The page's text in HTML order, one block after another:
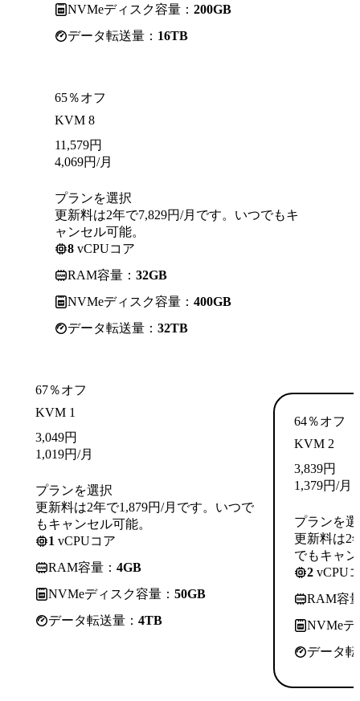
NVMeディスク容量： 200GB
データ転送量： 16TB
65％オフ
KVM 8
11,579円
4,069円/月
プランを選択
更新料は2年で7,829円/月です。いつでもキ
ャンセル可能。
8 vCPUコア
RAM容量： 32GB
NVMeディスク容量： 400GB
データ転送量： 32TB
67％オフ
KVM 1
3,049円
1,019円/月
プランを選択
更新料は2年で1,879円/月です。いつで
もキャンセル可能。
1 vCPUコア
RAM容量： 4GB
NVMeディスク容量： 50GB
データ転送量： 4TB
64％オフ
KVM 2
3,839円
1,379円/月
プランを
更新料は2
でもキャ
2 vCPU
RAM容
NVMeデ
データ